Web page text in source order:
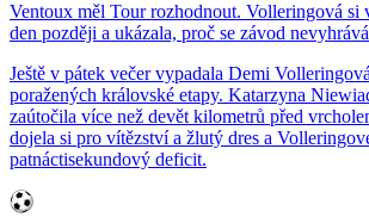
Ventoux měl Tour rozhodnout. Volleringová si
den později a ukázala, proč se závod
Ještě v pátek večer vypadala Demi
poražených královské etapy. Katarzyna
zaútočila více než devět kilometrů před
dojela si pro vítězství a žlutý dres a
patnáctisekundový deficit.